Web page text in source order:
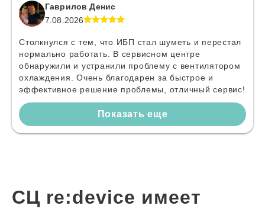
Гаврилов Денис
7.08.2026
Столкнулся с тем, что ИБП стал шуметь и перестал
нормально работать. В сервисном центре
обнаружили и устранили проблему с вентилятором
охлаждения. Очень благодарен за быстрое и
эффективное решение проблемы, отличный сервис!
Показать еще
СЦ re:device имеет